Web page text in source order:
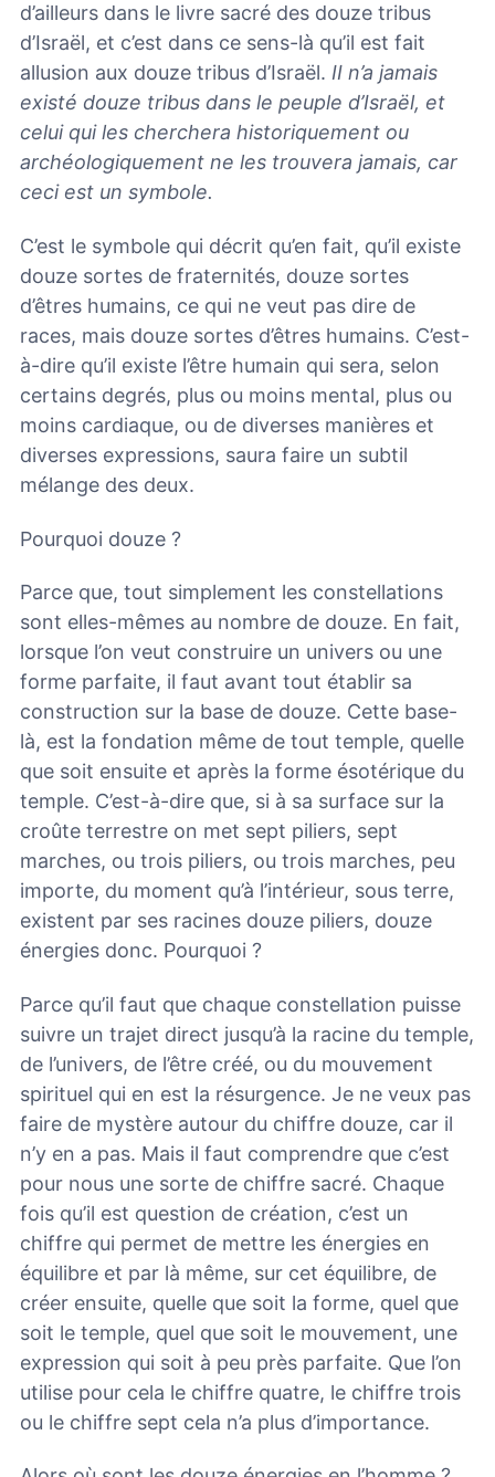
d’ailleurs dans le livre sacré des douze tribus
d’Israël, et c’est dans ce sens-là qu’il est fait
allusion aux douze tribus d’Israël. II n’a jamais
existé douze tribus dans le peuple d’Israël, et
celui qui les cherchera historiquement ou
archéologiquement ne les trouvera jamais, car
ceci est un symbole.
C’est le symbole qui décrit qu’en fait, qu’il existe
douze sortes de fraternités, douze sortes
d’êtres humains, ce qui ne veut pas dire de
races, mais douze sortes d’êtres humains. C’est-
à-dire qu’il existe l’être humain qui sera, selon
certains degrés, plus ou moins mental, plus ou
moins cardiaque, ou de diverses manières et
diverses expressions, saura faire un subtil
mélange des deux.
Pourquoi douze ?
Parce que, tout simplement les constellations
sont elles-mêmes au nombre de douze. En fait,
lorsque l’on veut construire un univers ou une
forme parfaite, il faut avant tout établir sa
construction sur la base de douze. Cette base-
là, est la fondation même de tout temple, quelle
que soit ensuite et après la forme ésotérique du
temple. C’est-à-dire que, si à sa surface sur la
croûte terrestre on met sept piliers, sept
marches, ou trois piliers, ou trois marches, peu
importe, du moment qu’à l’intérieur, sous terre,
existent par ses racines douze piliers, douze
énergies donc. Pourquoi ?
Parce qu’il faut que chaque constellation puisse
suivre un trajet direct jusqu’à la racine du temple,
de l’univers, de l’être créé, ou du mouvement
spirituel qui en est la résurgence. Je ne veux pas
faire de mystère autour du chiffre douze, car il
n’y en a pas. Mais il faut comprendre que c’est
pour nous une sorte de chiffre sacré. Chaque
fois qu’il est question de création, c’est un
chiffre qui permet de mettre les énergies en
équilibre et par là même, sur cet équilibre, de
créer ensuite, quelle que soit la forme, quel que
soit le temple, quel que soit le mouvement, une
expression qui soit à peu près parfaite. Que l’on
utilise pour cela le chiffre quatre, le chiffre trois
ou le chiffre sept cela n’a plus d’importance.